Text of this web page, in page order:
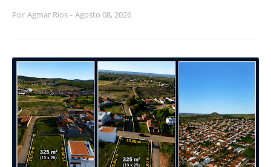
Por Agmar Rios - Agosto 08, 2026